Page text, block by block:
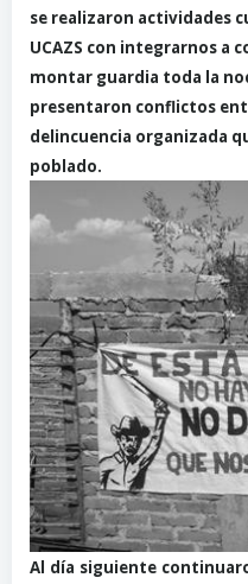
se realizaron actividades
UCAZS con integrarnos a
montar guardia toda la
presentaron conflictos
delincuencia organizada
poblado.
Al día siguiente